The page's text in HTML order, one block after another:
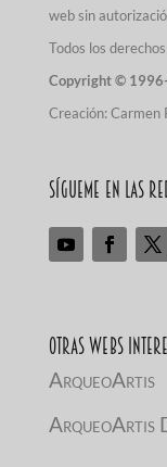
web sin
Todos los
Copyright ©
Creación:Carmen
Sígueme en las
Otras Webs
ArqueoArtis
ArqueoArtis